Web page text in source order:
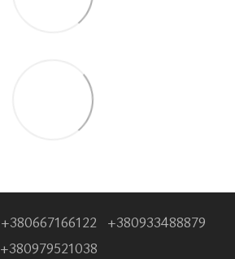
+380667166122
+380933488879
+380979521038